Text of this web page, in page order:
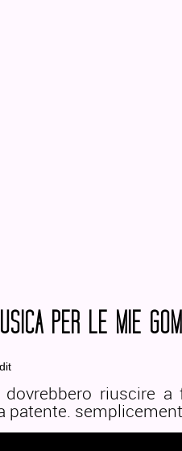
PER LE MIE
riuscire a
patente.